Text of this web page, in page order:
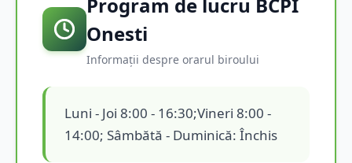
Onesti
Informații despre orarul biroului
Luni - Joi 8:00 - 16:30;Vineri 8:00 -
14:00; Sâmbătă - Duminică: Închis